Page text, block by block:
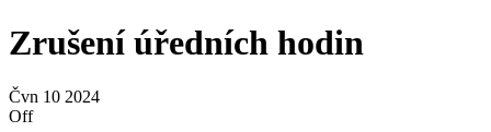
Zrušení úředních hodin
Čvn 10 2024
Off